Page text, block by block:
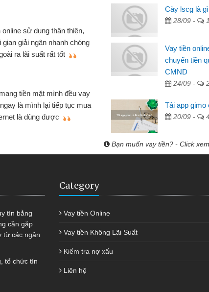
Mình cần tiền gấp nên định cầm cố chiếc xe wave
nhưng thật may đã có gói vay tiền bằng CMND online
không cần gặp mặt nên rất tiện lợi, sẽ giới thiệu cho bạn
bè biết
Tôi kinh doanh buôn bán nhỏ lẻ nhiều lúc cần vốn nhập
hàng, nhờ biết đến website qua bạn bè giới thiệu tôi đã giải
quyết được công việc của mình nhanh chóng
Cày lscg là gì
28/09 -
Vay tiền
chuyển tiền
CMND
24/09 -
Tải app gimo
20/09 -
Bạn muốn vay tiền? - Click xem
tín bằng
cần gặp
từ các ngân
tổ chức tín
Category
Vay tiền Online
Vay tiền Không Lãi Suất
Kiểm tra nợ xấu
Liên hệ